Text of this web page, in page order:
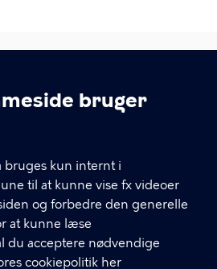
bruger
bruges kun internt i
til at kunne vise fx videoer
og forbedre den generelle
at kunne læse
du acceptere nødvendige
cookiepolitik her
Kommune
her